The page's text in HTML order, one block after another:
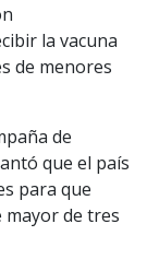
la vacuna
de menores
de
que el país
para que
mayor de tres